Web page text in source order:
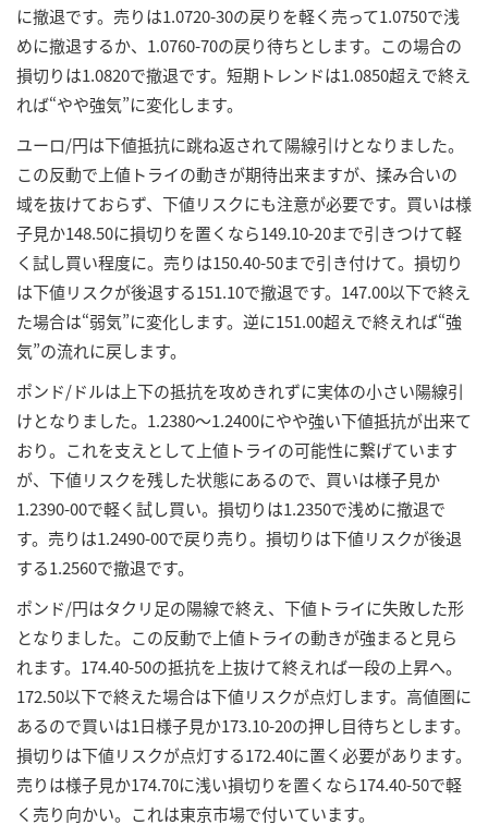
に撤退です。売りは1.0720-30の戻りを軽く売って1.0750で浅
めに撤退するか、1.0760-70の戻り待ちとします。この場合の
損切りは1.0820で撤退です。短期トレンドは1.0850超えで終え
れば“やや強気”に変化します。
ユーロ/円は下値抵抗に跳ね返されて陽線引けとなりました。
この反動で上値トライの動きが期待出来ますが、揉み合いの
域を抜けておらず、下値リスクにも注意が必要です。買いは様
子見か148.50に損切りを置くなら149.10-20まで引きつけて軽
く試し買い程度に。売りは150.40-50まで引き付けて。損切り
は下値リスクが後退する151.10で撤退です。147.00以下で終え
た場合は“弱気”に変化します。逆に151.00超えで終えれば“強
気”の流れに戻します。
ポンド/ドルは上下の抵抗を攻めきれずに実体の小さい陽線引
けとなりました。1.2380～1.2400にやや強い下値抵抗が出来て
おり。これを支えとして上値トライの可能性に繋げています
が、下値リスクを残した状態にあるので、買いは様子見か
1.2390-00で軽く試し買い。損切りは1.2350で浅めに撤退で
す。売りは1.2490-00で戻り売り。損切りは下値リスクが後退
する1.2560で撤退です。
ポンド/円はタクリ足の陽線で終え、下値トライに失敗した形
となりました。この反動で上値トライの動きが強まると見ら
れます。174.40-50の抵抗を上抜けて終えれば一段の上昇へ。
172.50以下で終えた場合は下値リスクが点灯します。高値圏に
あるので買いは1日様子見か173.10-20の押し目待ちとします。
損切りは下値リスクが点灯する172.40に置く必要があります。
売りは様子見か174.70に浅い損切りを置くなら174.40-50で軽
く売り向かい。これは東京市場で付いています。